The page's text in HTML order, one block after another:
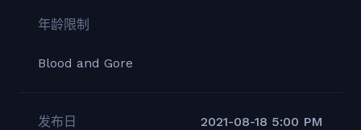
年龄限制
Blood and Gore
发布日 2021-08-18 5:00 PM